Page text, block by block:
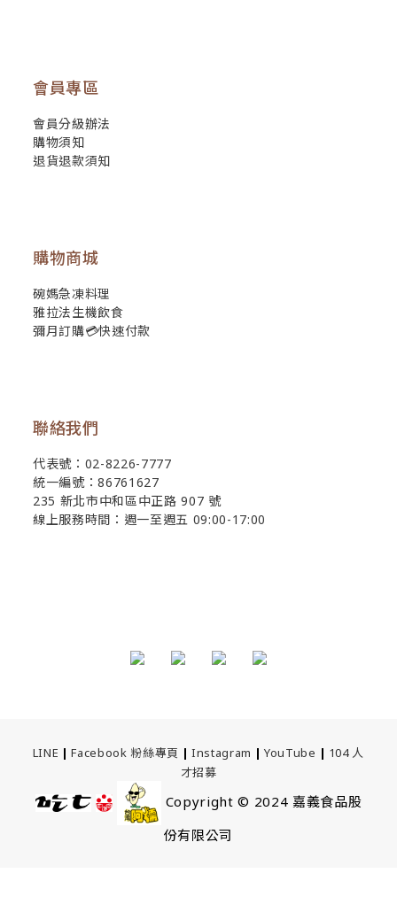
會員專區
會員分級辦法
購物須知
退貨退款須知
購物商城
碗媽急凍料理
雅拉法生機飲食
彌月訂購💳快速付款
聯絡我們
代表號：02-8226-7777
統一編號：86761627
235 新北市中和區中正路 907 號
線上服務時間：週一至週五 09:00-17:00
LINE | Facebook 粉絲專頁 | Instagram | YouTube | 104 人
才招募
Copyright © 2024 嘉義食品股
份有限公司